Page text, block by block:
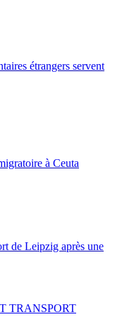
étrangers servent
à Ceuta
de Leipzig après une
TRANSPORT